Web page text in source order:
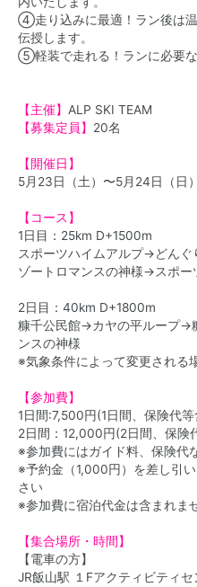
④走り込みに最適！ラン後は
伝授します。
⑤軽装で走れる！ランに必要な
【主催】 ALP SKI TEAM
【募集定員】 20名
【開催日】
5月23日（土）〜5月24日（日）
【コース】
1日目：25km D+1500m
スポーツハイムアルプ→どん
ゾートロマンスの神様→スポー
2日目：40km D+1800m
糠千公民館→カヤの平ループ→
ンスの神様
※気象条件によって変更される
【参加費】
1日間:7,500円(1日間、保険代等
2日間：12,000円(2日間、保険
※参加費にはガイド料、保険代
※予約金（1,000円）を差し引
さい
※参加費に宿泊代金は含まれま
【集合場所・時間】
【電車の方】
JR飯山駅 １Fアクティビティセ